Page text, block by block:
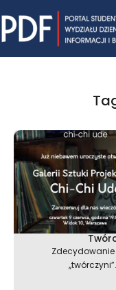
to
content
Zdecydowanie